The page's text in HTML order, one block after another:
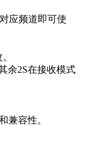
应频道即可使
余2S在接收模式
兼容性。